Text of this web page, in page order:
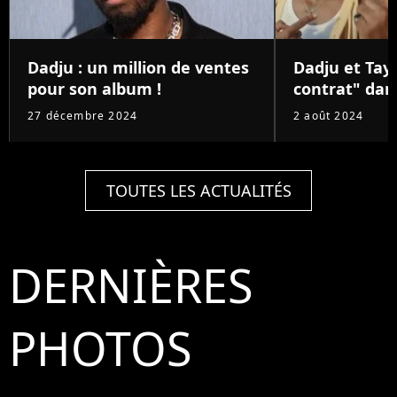
Dadju : un million de ventes
pour son album !
27 décembre 2024
Dadju et
contrat"
2 août 2024
TOUTES LES ACTUALITÉS
DERNIÈRES
PHOTOS